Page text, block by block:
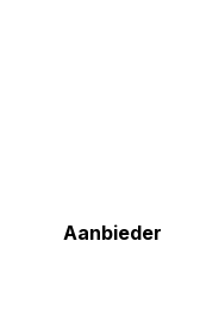
Aanbieder